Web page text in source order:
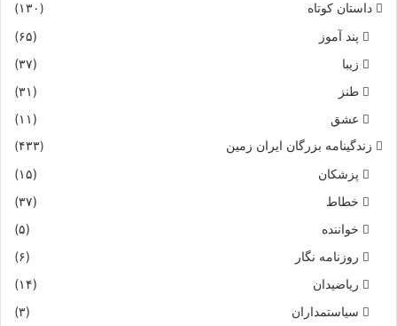
داستان کوتاه (۱۳۰)
پند آموز
(۶۵)
زیبا
(۳۷)
طنز
(۳۱)
عشق
(۱۱)
زندگینامه بزرگان ایران زمین (۴۳۳)
پزشکان
(۱۵)
خطاط
(۳۷)
خواننده
(۵)
روزنامه نگار
(۶)
ریاضیدان
(۱۴)
سیاستمداران
(۳)